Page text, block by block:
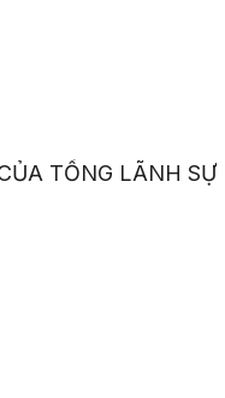
TỔNG LÃNH SỰ